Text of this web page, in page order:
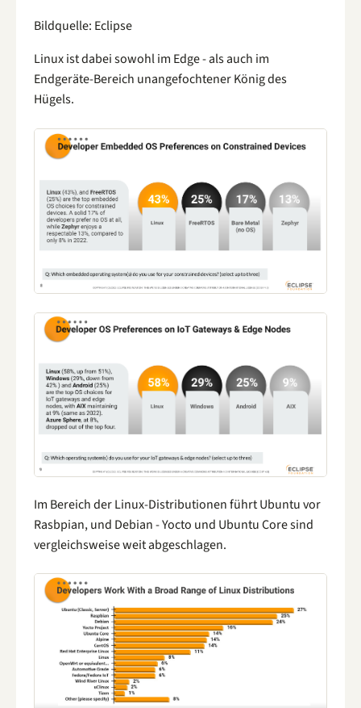
Bildquelle: Eclipse
Linux ist dabei sowohl im Edge - als auch im
Endgeräte-Bereich unangefochtener König des
Hügels.
Im Bereich der Linux-Distributionen führt Ubuntu vor
Rasbpian, und Debian - Yocto und Ubuntu Core sind
vergleichsweise weit abgeschlagen.